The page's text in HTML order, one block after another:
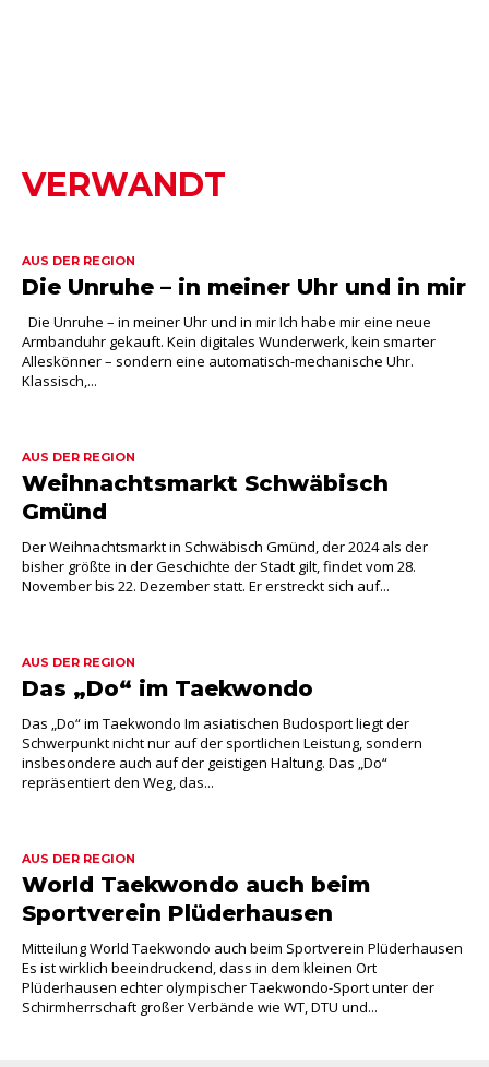
VERWANDT
AUS DER REGION
Die Unruhe – in meiner Uhr und in mir
Die Unruhe – in meiner Uhr und in mir Ich habe mir eine neue
Armbanduhr gekauft. Kein digitales Wunderwerk, kein smarter
Alleskönner – sondern eine automatisch-mechanische Uhr.
Klassisch,...
AUS DER REGION
Weihnachtsmarkt Schwäbisch
Gmünd
Der Weihnachtsmarkt in Schwäbisch Gmünd, der 2024 als der
bisher größte in der Geschichte der Stadt gilt, findet vom 28.
November bis 22. Dezember statt. Er erstreckt sich auf...
AUS DER REGION
Das „Do“ im Taekwondo
Das „Do“ im Taekwondo Im asiatischen Budosport liegt der
Schwerpunkt nicht nur auf der sportlichen Leistung, sondern
insbesondere auch auf der geistigen Haltung. Das „Do“
repräsentiert den Weg, das...
AUS DER REGION
World Taekwondo auch beim
Sportverein Plüderhausen
Mitteilung World Taekwondo auch beim Sportverein Plüderhausen
Es ist wirklich beeindruckend, dass in dem kleinen Ort
Plüderhausen echter olympischer Taekwondo-Sport unter der
Schirmherrschaft großer Verbände wie WT, DTU und...